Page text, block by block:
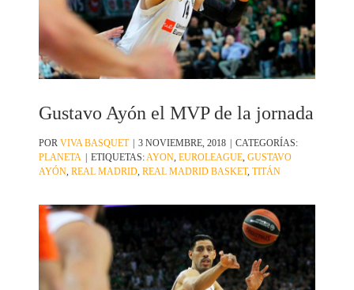
Gustavo Ayón el MVP de la jornada
PORVIVA BASQUET 3 NOVIEMBRE, 2018
CATEGORÍAS:
PLANETA
ETIQUETAS:AYON,EUROLEAGUE,GUSTAVO
AYÓN,REAL MADRID,REAL MADRID BASKET,TITÁN